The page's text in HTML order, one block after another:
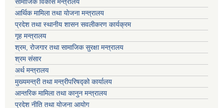
सामाजिक विकास मन्त्रालय
आर्थिक मामिला तथा याेजना मन्त्रालय
प्रदेश तथा स्थानीय शासन सवलीकरण कार्यक्रम
गृह मन्त्रालय
श्रम, रोजगार तथा सामाजिक सुरक्षा मन्त्रालय
श्रम संसार
अर्थ मन्त्रालय
मुख्यमन्त्री तथा मन्त्रीपरिषद्को कार्यालय
आन्तरिक मामिला तथा कानुन मन्त्रालय
प्रदेश नीति तथा योजना आयोग